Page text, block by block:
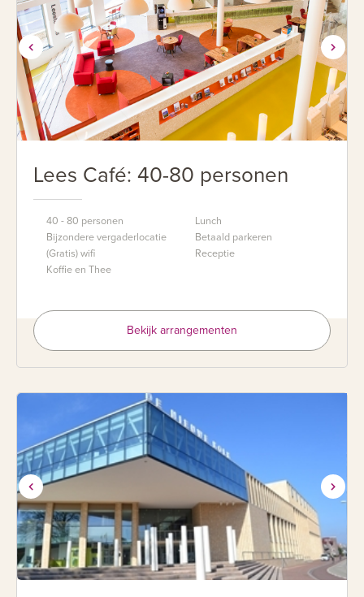
Lees Café: 40-80 personen
40 - 80 personen
Bijzondere vergaderlocatie
(Gratis) wifi
Koffie en Thee
Lunch
Betaald parkeren
Receptie
Bekijk arrangementen